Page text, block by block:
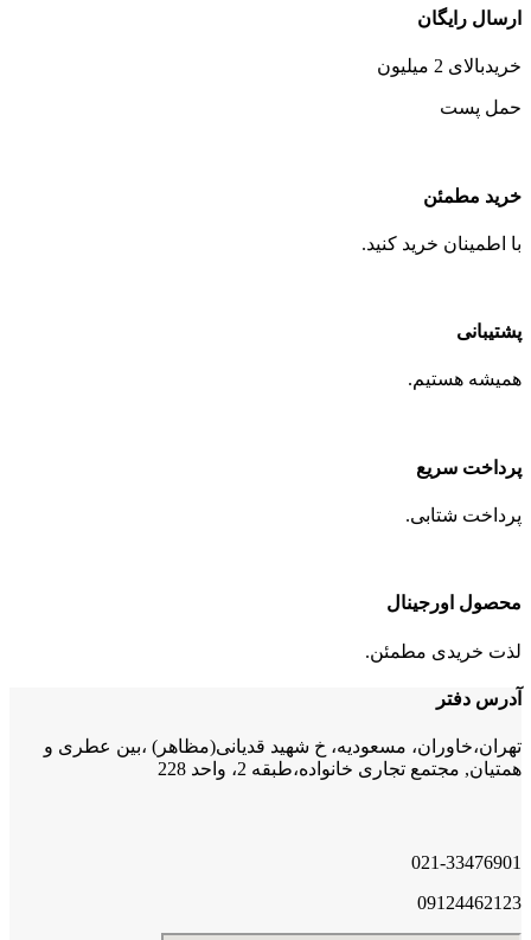
ارسال رایگان
خریدبالای 2 میلیون
حمل پست
خرید مطمئن
با اطمینان خرید کنید.
پشتیبانی
همیشه هستیم.
پرداخت سریع
پرداخت شتابی.
محصول اورجینال
لذت خریدی مطمئن.
آدرس دفتر
تهران،خاوران، مسعودیه، خ شهید قدیانی(مظاهر) ،بین عطری و
همتیان, مجتمع تجاری خانواده،طبقه 2، واحد 228
021-33476901
09124462123